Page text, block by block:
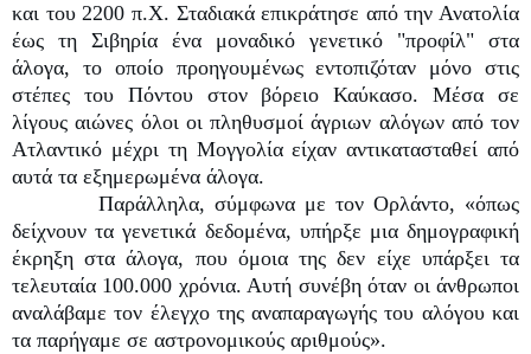
και του 2200 π.Χ. Σταδιακά επικράτησε από την Ανατολία
έως τη Σιβηρία ένα μοναδικό γενετικό "προφίλ" στα
άλογα, το οποίο προηγουμένως εντοπιζόταν μόνο στις
στέπες του Πόντου στον βόρειο Καύκασο. Μέσα σε
λίγους αιώνες όλοι οι πληθυσμοί άγριων αλόγων από τον
Ατλαντικό μέχρι τη Μογγολία είχαν αντικατασταθεί από
αυτά τα εξημερωμένα άλογα.
Παράλληλα, σύμφωνα με τον Ορλάντο, «όπως
δείχνουν τα γενετικά δεδομένα, υπήρξε μια δημογραφική
έκρηξη στα άλογα, που όμοια της δεν είχε υπάρξει τα
τελευταία 100.000 χρόνια. Αυτή συνέβη όταν οι άνθρωποι
αναλάβαμε τον έλεγχο της αναπαραγωγής του αλόγου και
τα παρήγαμε σε αστρονομικούς αριθμούς».